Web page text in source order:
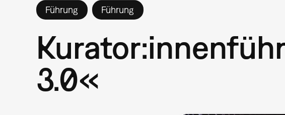
Führung Führung
3.0«